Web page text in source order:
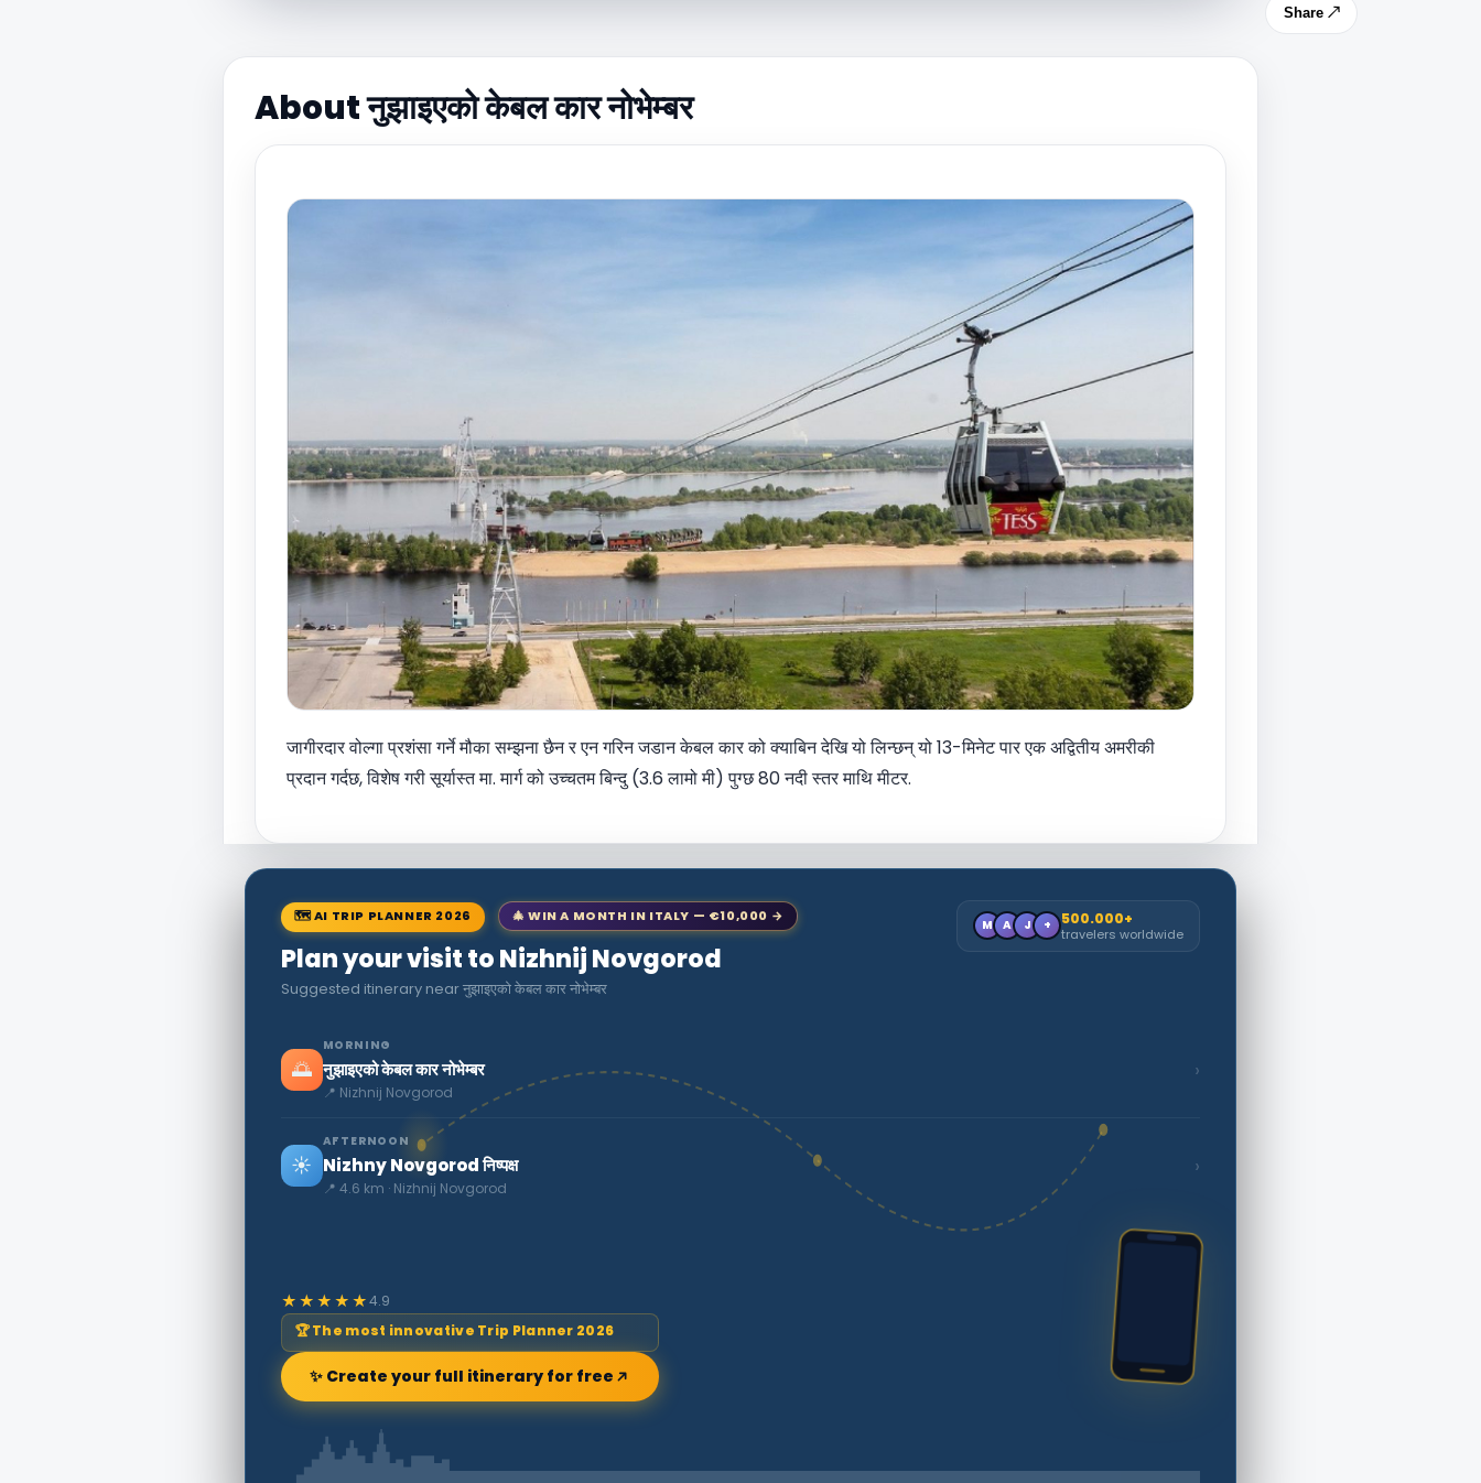
Share ↗
About नुझाइएको केबल कार नोभेम्बर
जागीरदार वोल्गा प्रशंसा गर्ने मौका सम्झना छैन र एन गरिन जडान केबल कार को क्याबिन देखि यो लिन्छन् यो 13-मिनेट पार एक अद्वितीय अमरीकी
प्रदान गर्दछ, विशेष गरी सूर्यास्त मा. मार्ग को उच्चतम बिन्दु (3.6 लामो मी) पुग्छ 80 नदी स्तर माथि मीटर.
🗺 AI TRIP PLANNER 2026 🎄 WIN A MONTH IN ITALY — €10,000 →
Plan your visit to Nizhnij Novgorod
Suggested itinerary near नुझाइएको केबल कार नोभेम्बर
M A J + 500.000+
travelers worldwide
🌅
MORNING
नुझाइएको केबल कार नोभेम्बर
📍 Nizhnij Novgorod
›
☀️
AFTERNOON
Nizhny Novgorod निष्पक्ष
📍 4.6 km · Nizhnij Novgorod
›
★★★★★4.9
🏆 The most innovative Trip Planner 2026
✨ Create your full itinerary for free